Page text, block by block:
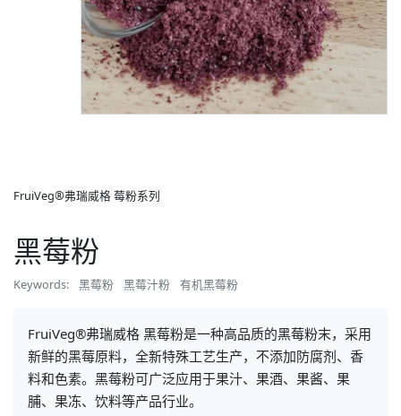
FruiVeg®弗瑞威格 莓粉系列
黑莓粉
Keywords: 黑莓粉 黑莓汁粉 有机黑莓粉
FruiVeg®弗瑞威格 黑莓粉是一种高品质的黑莓粉末，采用
新鲜的黑莓原料，全新特殊工艺生产，不添加防腐剂、香
料和色素。黑莓粉可广泛应用于果汁、果酒、果酱、果
脯、果冻、饮料等产品行业。